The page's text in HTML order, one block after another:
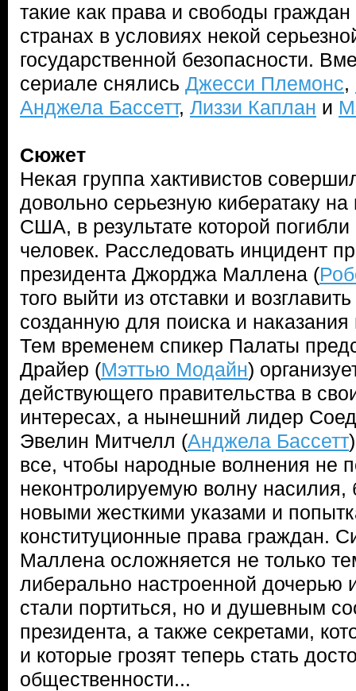
такие как права и свободы
странах в условиях некой
государственной безопасности.
сериале снялись Джесси Племонс,
Анджела Бассетт, Лиззи Каплан и
Сюжет
Некая группа хактивистов
довольно серьезную кибератаку
США, в результате которой
человек. Расследовать инцидент
президента Джорджа Маллена (
того выйти из отставки и
созданную для поиска и
Тем временем спикер Палаты
Драйер (Мэттью Модайн)
действующего правительства в
интересах, а нынешний лидер
Эвелин Митчелл (Анджела Бассетт
все, чтобы народные волнения не
неконтролируемую волну
новыми жесткими указами и
конституционные права граждан.
Маллена осложняется не только
либерально настроенной дочерью
стали портиться, но и душевным
президента, а также секретами,
и которые грозят теперь стать
общественности...